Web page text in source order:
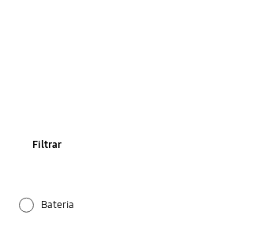
Filtrar
Bateria